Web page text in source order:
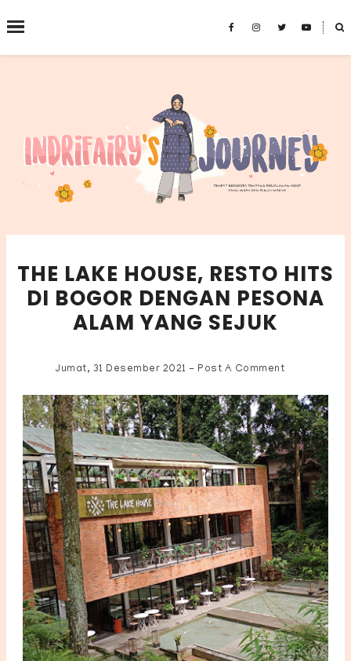
˟
SEARCH THIS BLOG
THE LAKE HOUSE, RESTO HITS
DI BOGOR DENGAN PESONA
ALAM YANG SEJUK
Jumat, 31 Desember 2021- Post A Comment